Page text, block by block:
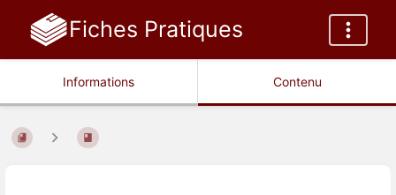
Fiches Pratiques
Informations Contenu